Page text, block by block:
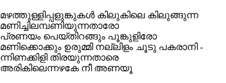
മഴത്തുള്ളിപ്പളുങ്കുകൾ കിലുകിലെ കിലുങ്ങുന്ന
മണിച്ചിലമ്പണിയുന്നതാരോ
പ്രണയം പെയ്തിറങ്ങും പൂങ്കുളിരോ
മണിക്കൊക്കും ഉരുമ്മി നല്ലിളം ചൂടു പകരാനി -
ന്നിണക്കിളി തിരയുന്നതാരെ
അരികിലെന്നഴകേ നീ അണയൂ